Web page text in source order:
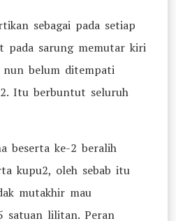
sebagai pada setiap
pada sarung memutar kiri
belum ditempati
Itu berbuntut seluruh
beserta ke-2 beralih
kupu2, oleh sebab itu
mutakhir mau
satuan lilitan. Peran